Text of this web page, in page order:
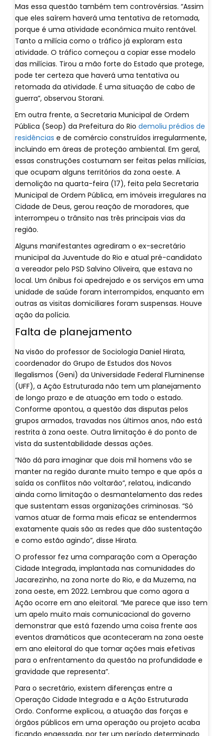
Mas essa questão também tem controvérsias. “Assim
que eles saírem haverá uma tentativa de retomada,
porque é uma atividade econômica muito rentável.
Tanto a milícia como o tráfico já exploram esta
atividade. O tráfico começou a copiar esse modelo
das milícias. Tirou a mão forte do Estado que protege,
pode ter certeza que haverá uma tentativa ou
retomada da atividade. É uma situação de cabo de
guerra”, observou Storani.
Em outra frente, a Secretaria Municipal de Ordem
Pública (Seop) da Prefeitura do Rio demoliu prédios de
residências e de comércio construídos irregularmente,
incluindo em áreas de proteção ambiental. Em geral,
essas construções costumam ser feitas pelas milícias,
que ocupam alguns territórios da zona oeste. A
demolição na quarta-feira (17), feita pela Secretaria
Municipal de Ordem Pública, em imóveis irregulares na
Cidade de Deus, gerou reação de moradores, que
interrompeu o trânsito nas três principais vias da
região.
Alguns manifestantes agrediram o ex-secretário
municipal da Juventude do Rio e atual pré-candidato
a vereador pelo PSD Salvino Oliveira, que estava no
local. Um ônibus foi apedrejado e os serviços em uma
unidade de saúde foram interrompidos, enquanto em
outras as visitas domiciliares foram suspensas. Houve
ação da polícia.
Falta de planejamento
Na visão do professor de Sociologia Daniel Hirata,
coordenador do Grupo de Estudos dos Novos
Ilegalismos (Geni) da Universidade Federal Fluminense
(UFF), a Ação Estruturada não tem um planejamento
de longo prazo e de atuação em todo o estado.
Conforme apontou, a questão das disputas pelos
grupos armados, travadas nos últimos anos, não está
restrita à zona oeste. Outra limitação é do ponto de
vista da sustentabilidade dessas ações.
“Não dá para imaginar que dois mil homens vão se
manter na região durante muito tempo e que após a
saída os conflitos não voltarão”, relatou, indicando
ainda como limitação o desmantelamento das redes
que sustentam essas organizações criminosas. “Só
vamos atuar de forma mais eficaz se entendermos
exatamente quais são as redes que dão sustentação
e como estão agindo”, disse Hirata.
O professor fez uma comparação com a Operação
Cidade Integrada, implantada nas comunidades do
Jacarezinho, na zona norte do Rio, e da Muzema, na
zona oeste, em 2022. Lembrou que como agora a
Ação ocorre em ano eleitoral. “Me parece que isso tem
um apelo muito mais comunicacional do governo
demonstrar que está fazendo uma coisa frente aos
eventos dramáticos que aconteceram na zona oeste
em ano eleitoral do que tomar ações mais efetivas
para o enfrentamento da questão na profundidade e
gravidade que representa”.
Para o secretário, existem diferenças entre a
Operação Cidade Integrada e a Ação Estruturada
Ordo. Conforme explicou, a atuação das forças e
órgãos públicos em uma operação ou projeto acaba
ficando engessada, por ter um período determinado